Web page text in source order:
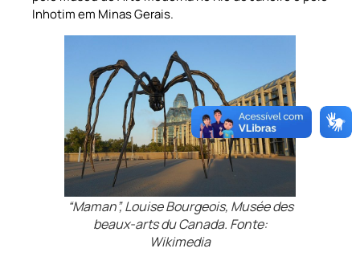
Inhotim em Minas Gerais.
“Maman”, Louise Bourgeois, Musée des
beaux-arts du Canada. Fonte:
Wikimedia